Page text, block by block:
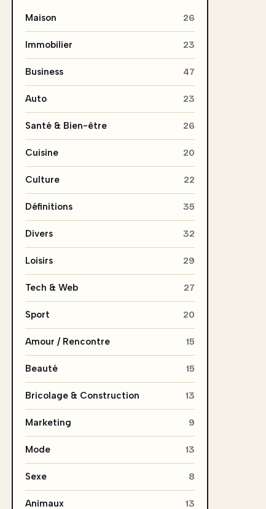
Maison 26
Immobilier 23
Business 47
Auto 23
Santé & Bien-être 26
Cuisine 20
Culture 22
Définitions 35
Divers 32
Loisirs 29
Tech & Web 27
Sport 20
Amour / Rencontre 15
Beauté 15
Bricolage & Construction 13
Marketing 9
Mode 13
Sexe 8
Animaux 13